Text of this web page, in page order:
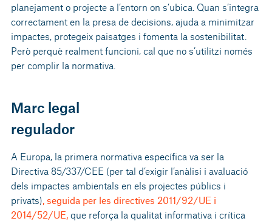
planejament o projecte a l’entorn on s’ubica. Quan s’integra
correctament en la presa de decisions, ajuda a minimitzar
impactes, protegeix paisatges i fomenta la sostenibilitat.
Però perquè realment funcioni, cal que no s’utilitzi només
per complir la normativa.
Marc legal
regulador
A Europa, la primera normativa específica va ser la
Directiva 85/337/CEE (per tal d’exigir l’anàlisi i avaluació
dels impactes ambientals en els projectes públics i
privats) , seguida per les directives 2011/92/UE i
2014/52/UE, que reforça la qualitat informativa i crítica